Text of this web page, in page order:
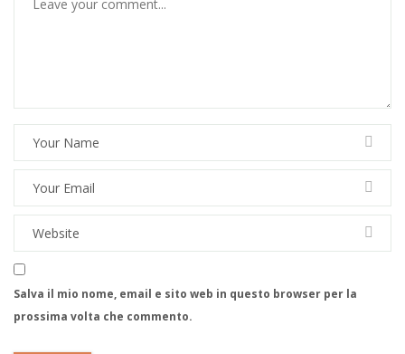
Salva il mio nome, email e sito web in questo browser per la
prossima volta che commento.